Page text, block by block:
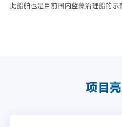
此船舶也是目前国内蓝藻治理船的示
项目